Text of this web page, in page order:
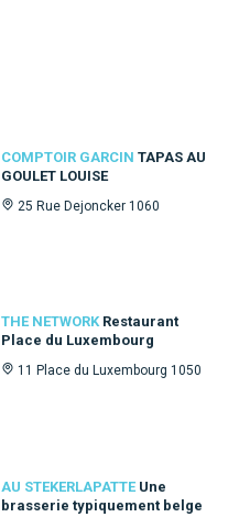
COMPTOIR GARCIN TAPAS AU
GOULET LOUISE
25 Rue Dejoncker 1060
THE NETWORK Restaurant
Place du Luxembourg
11 Place du Luxembourg 1050
AU STEKERLAPATTE Une
brasserie typiquement belge